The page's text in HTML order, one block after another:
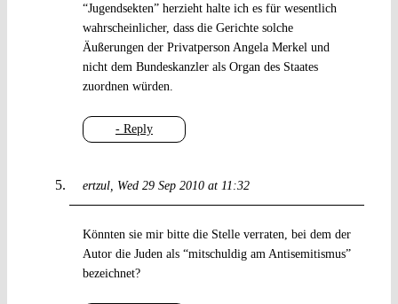
- Reply
“Jugendsekten” herzieht halte ich es für wesentlich
wahrscheinlicher, dass die Gerichte solche
Äußerungen der Privatperson Angela Merkel und
nicht dem Bundeskanzler als Organ des Staates
zuordnen würden.
ertzul Wed 29 Sep 2010 at 11:32
Könnten sie mir bitte die Stelle verraten, bei dem der
Autor die Juden als “mitschuldig am Antisemitismus”
bezeichnet?